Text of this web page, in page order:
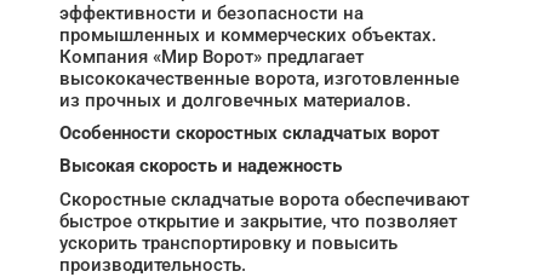
эффективности и безопасности на
промышленных и коммерческих объектах.
Компания «Мир Ворот» предлагает
высококачественные ворота, изготовленные
из прочных и долговечных материалов.
Особенности скоростных складчатых ворот
Высокая скорость и надежность
Скоростные складчатые ворота обеспечивают
быстрое открытие и закрытие, что позволяет
ускорить транспортировку и повысить
производительность.